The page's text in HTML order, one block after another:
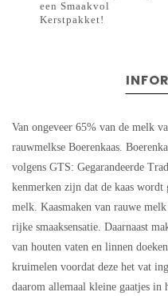
een Smaakvol
Kerstpakket!
Van ongeveer 65% van de melk
rauwmelkse Boerenkaas.
volgens GTS: Gegarandeerde
kenmerken zijn dat de kaas
melk. Kaasmaken van rauwe
rijke smaaksensatie. Daarnaast
van houten vaten en linnen
kruimelen voordat deze het vat
daarom allemaal kleine gaatjes in